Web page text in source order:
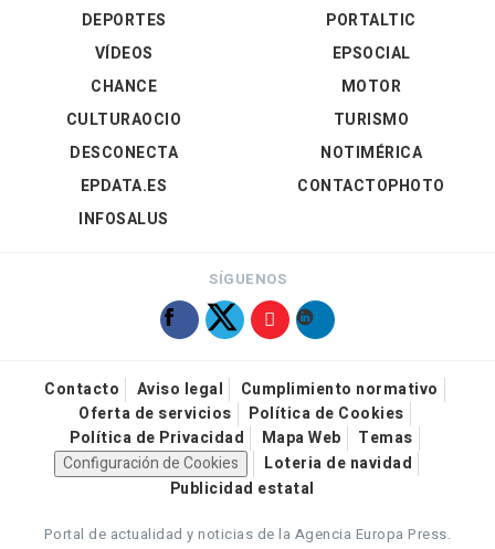
DEPORTES
VÍDEOS
PORTALTIC
EPSOCIAL
CHANCE
CULTURAOCIO
DESCONECTA
EPDATA.ES
INFOSALUS
MOTOR
TURISMO
NOTIMÉRICA
CONTACTOPHOTO
SÍGUENOS
Contacto Aviso legal
Cumplimiento normativo
Oferta de servicios
Política de Cookies
Política de Privacidad
Mapa Web
Temas
Configuración de Cookies
Loteria de navidad
Publicidad estatal
Portal de actualidad y noticias de la Agencia Europa Press.